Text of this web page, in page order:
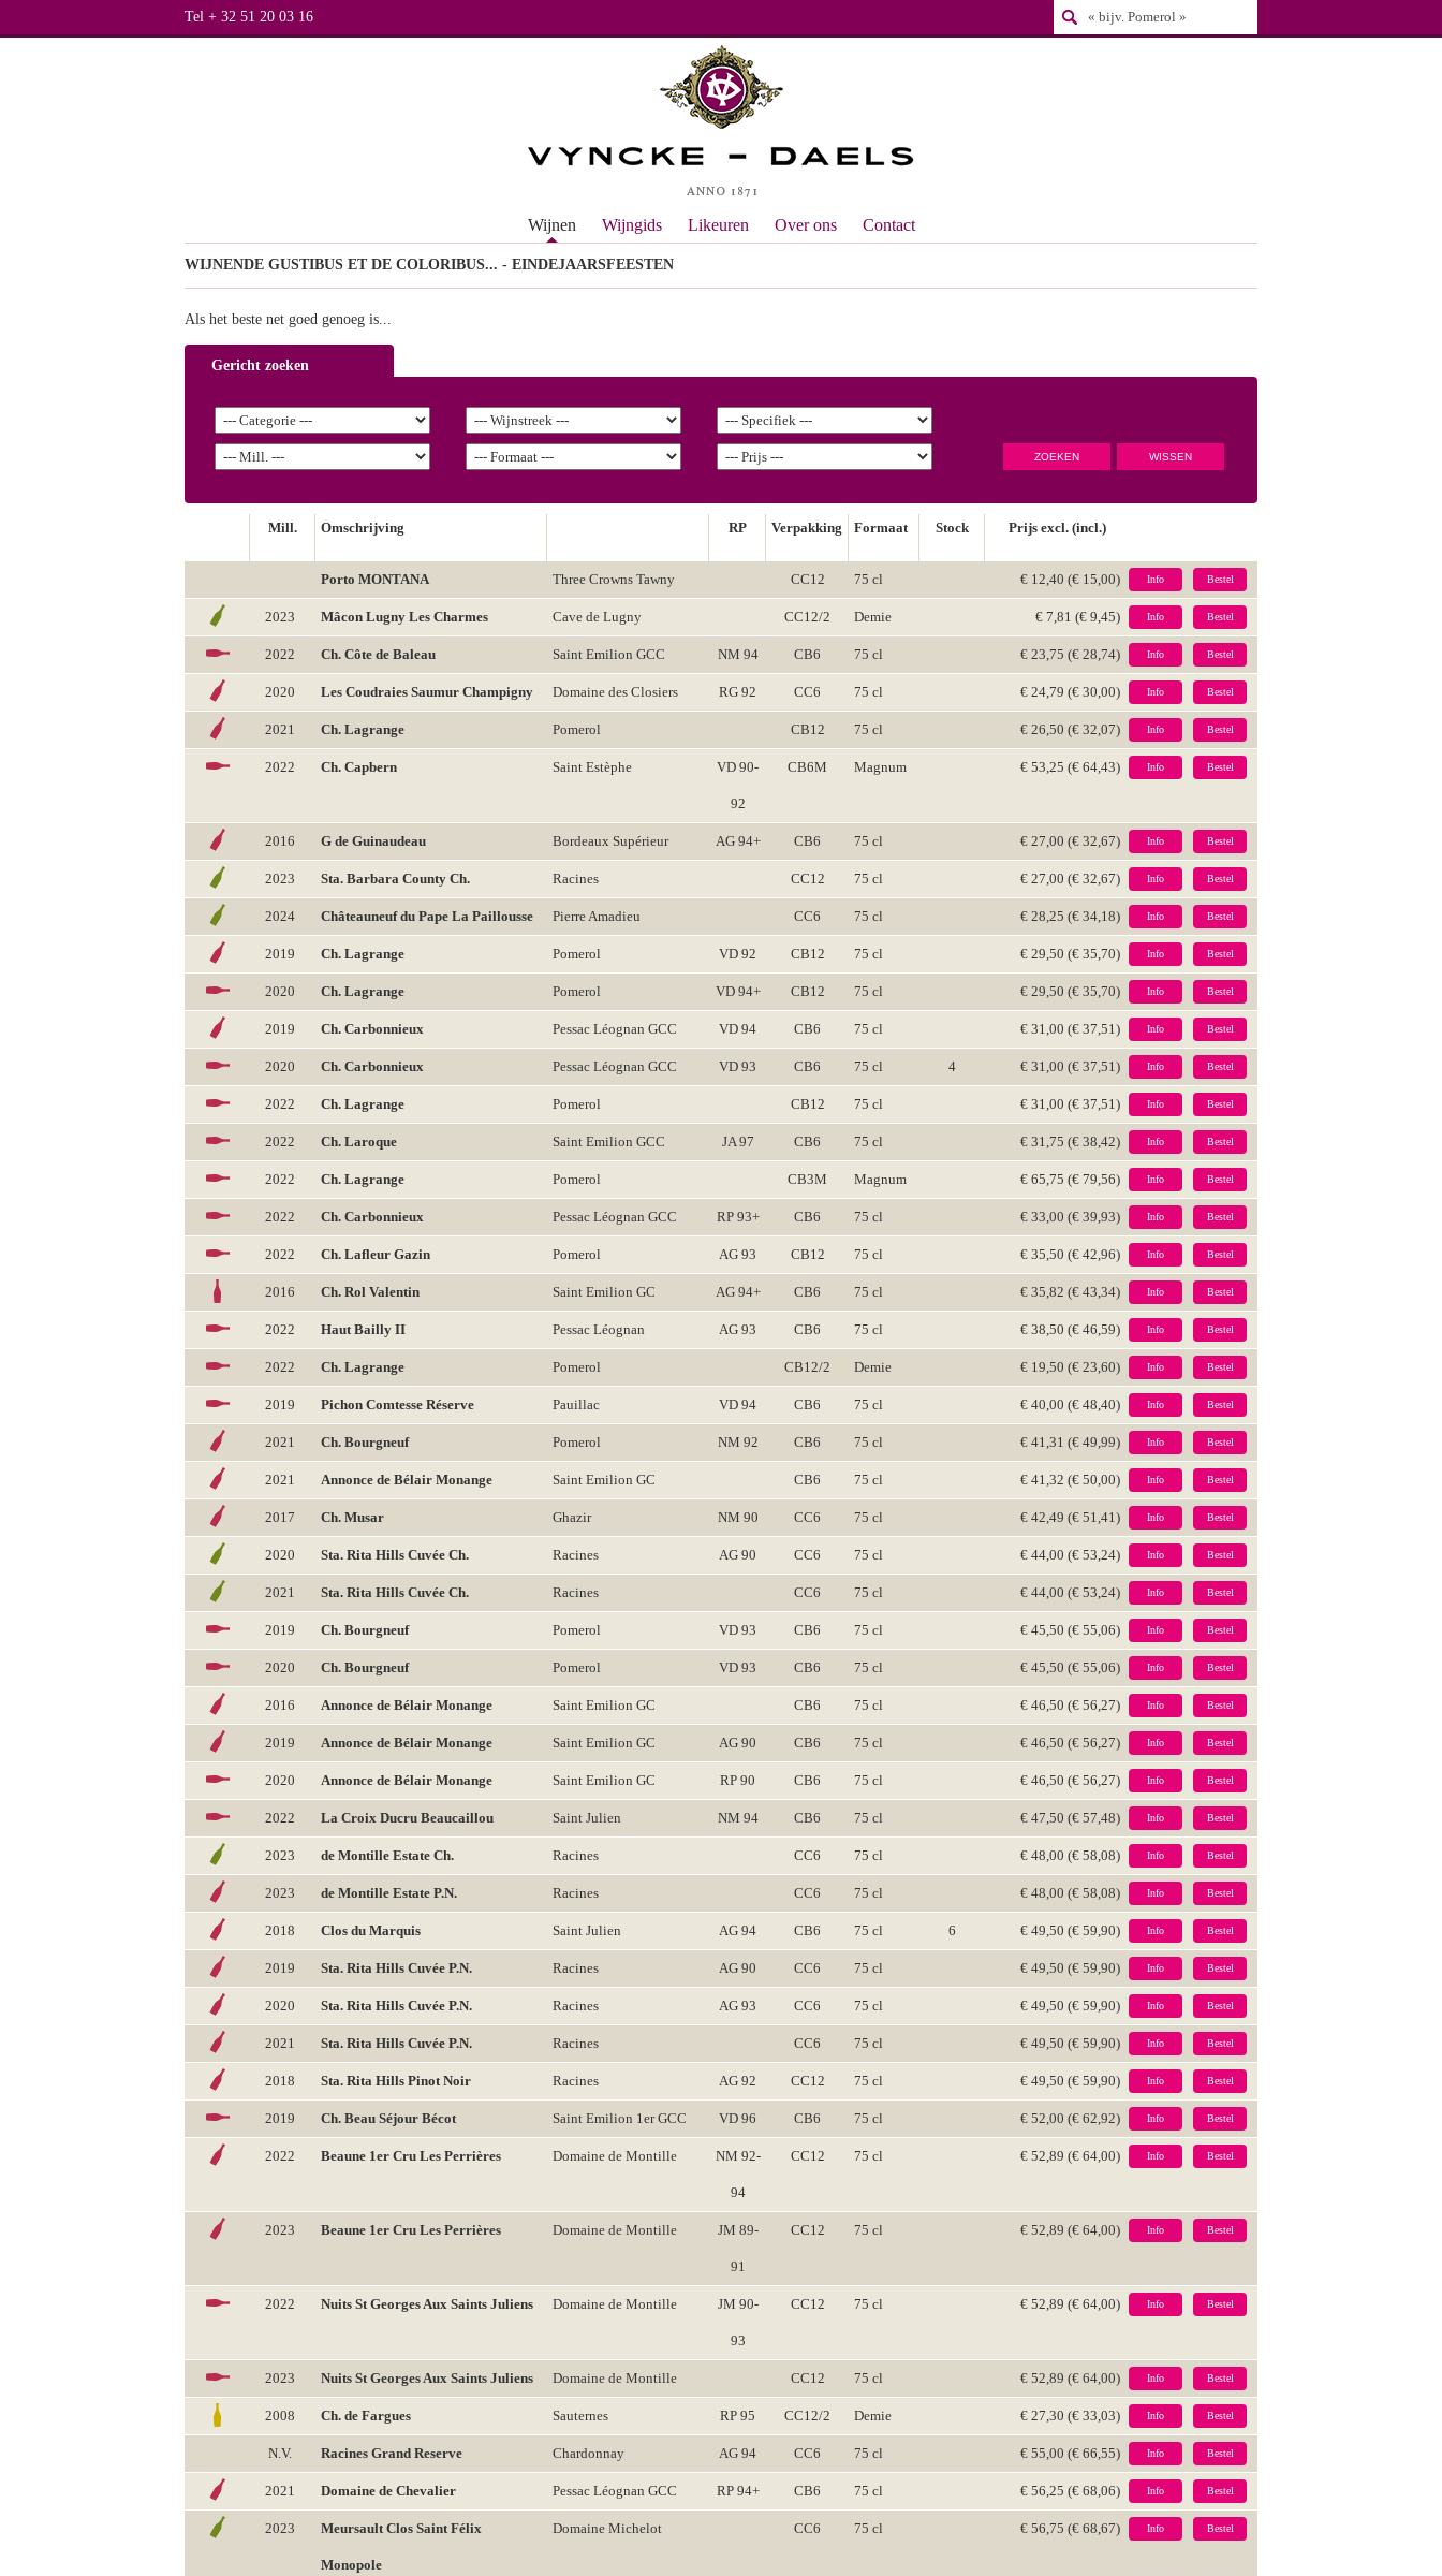
Tel + 32 51 20 03 16
Wijnen Wijngids Likeuren Over ons Contact
WIJNENDE GUSTIBUS ET DE COLORIBUS... - EINDEJAARSFEESTEN
Als het beste net goed genoeg is...
Gericht zoeken
Mill. Omschrijving RP Verpakking Formaat Stock Prijs excl. (incl.)
Porto MONTANA Three Crowns Tawny CC12 75 cl € 12,40 (€ 15,00) Info Bestel
2023 Mâcon Lugny Les Charmes Cave de Lugny CC12/2 Demie € 7,81 (€ 9,45) Info Bestel
2022 Ch. Côte de Baleau Saint Emilion GCC NM 94 CB6 75 cl € 23,75 (€ 28,74) Info Bestel
2020 Les Coudraies Saumur Champigny Domaine des Closiers RG 92 CC6 75 cl € 24,79 (€ 30,00) Info Bestel
2021 Ch. Lagrange Pomerol CB12 75 cl € 26,50 (€ 32,07) Info Bestel
2022 Ch. Capbern Saint Estèphe VD 90-
92
CB6M Magnum € 53,25 (€ 64,43) Info Bestel
2016 G de Guinaudeau Bordeaux Supérieur AG 94+ CB6 75 cl € 27,00 (€ 32,67) Info Bestel
2023 Sta. Barbara County Ch. Racines CC12 75 cl € 27,00 (€ 32,67) Info Bestel
2024 Châteauneuf du Pape La Paillousse Pierre Amadieu CC6 75 cl € 28,25 (€ 34,18) Info Bestel
2019 Ch. Lagrange Pomerol VD 92 CB12 75 cl € 29,50 (€ 35,70) Info Bestel
2020 Ch. Lagrange Pomerol VD 94+ CB12 75 cl € 29,50 (€ 35,70) Info Bestel
2019 Ch. Carbonnieux Pessac Léognan GCC VD 94 CB6 75 cl € 31,00 (€ 37,51) Info Bestel
2020 Ch. Carbonnieux Pessac Léognan GCC VD 93 CB6 75 cl 4 € 31,00 (€ 37,51) Info Bestel
2022 Ch. Lagrange Pomerol CB12 75 cl € 31,00 (€ 37,51) Info Bestel
2022 Ch. Laroque Saint Emilion GCC JA 97 CB6 75 cl € 31,75 (€ 38,42) Info Bestel
2022 Ch. Lagrange Pomerol CB3M Magnum € 65,75 (€ 79,56) Info Bestel
2022 Ch. Carbonnieux Pessac Léognan GCC RP 93+ CB6 75 cl € 33,00 (€ 39,93) Info Bestel
2022 Ch. Lafleur Gazin Pomerol AG 93 CB12 75 cl € 35,50 (€ 42,96) Info Bestel
2016 Ch. Rol Valentin Saint Emilion GC AG 94+ CB6 75 cl € 35,82 (€ 43,34) Info Bestel
2022 Haut Bailly II Pessac Léognan AG 93 CB6 75 cl € 38,50 (€ 46,59) Info Bestel
2022 Ch. Lagrange Pomerol CB12/2 Demie € 19,50 (€ 23,60) Info Bestel
2019 Pichon Comtesse Réserve Pauillac VD 94 CB6 75 cl € 40,00 (€ 48,40) Info Bestel
2021 Ch. Bourgneuf Pomerol NM 92 CB6 75 cl € 41,31 (€ 49,99) Info Bestel
2021 Annonce de Bélair Monange Saint Emilion GC CB6 75 cl € 41,32 (€ 50,00) Info Bestel
2017 Ch. Musar Ghazir NM 90 CC6 75 cl € 42,49 (€ 51,41) Info Bestel
2020 Sta. Rita Hills Cuvée Ch. Racines AG 90 CC6 75 cl € 44,00 (€ 53,24) Info Bestel
2021 Sta. Rita Hills Cuvée Ch. Racines CC6 75 cl € 44,00 (€ 53,24) Info Bestel
2019 Ch. Bourgneuf Pomerol VD 93 CB6 75 cl € 45,50 (€ 55,06) Info Bestel
2020 Ch. Bourgneuf Pomerol VD 93 CB6 75 cl € 45,50 (€ 55,06) Info Bestel
2016 Annonce de Bélair Monange Saint Emilion GC CB6 75 cl € 46,50 (€ 56,27) Info Bestel
2019 Annonce de Bélair Monange Saint Emilion GC AG 90 CB6 75 cl € 46,50 (€ 56,27) Info Bestel
2020 Annonce de Bélair Monange Saint Emilion GC RP 90 CB6 75 cl € 46,50 (€ 56,27) Info Bestel
2022 La Croix Ducru Beaucaillou Saint Julien NM 94 CB6 75 cl € 47,50 (€ 57,48) Info Bestel
2023 de Montille Estate Ch. Racines CC6 75 cl € 48,00 (€ 58,08) Info Bestel
2023 de Montille Estate P.N. Racines CC6 75 cl € 48,00 (€ 58,08) Info Bestel
2018 Clos du Marquis Saint Julien AG 94 CB6 75 cl 6 € 49,50 (€ 59,90) Info Bestel
2019 Sta. Rita Hills Cuvée P.N. Racines AG 90 CC6 75 cl € 49,50 (€ 59,90) Info Bestel
2020 Sta. Rita Hills Cuvée P.N. Racines AG 93 CC6 75 cl € 49,50 (€ 59,90) Info Bestel
2021 Sta. Rita Hills Cuvée P.N. Racines CC6 75 cl € 49,50 (€ 59,90) Info Bestel
2018 Sta. Rita Hills Pinot Noir Racines AG 92 CC12 75 cl € 49,50 (€ 59,90) Info Bestel
2019 Ch. Beau Séjour Bécot Saint Emilion 1er GCC VD 96 CB6 75 cl € 52,00 (€ 62,92) Info Bestel
2022 Beaune 1er Cru Les Perrières Domaine de Montille NM 92-
94
CC12 75 cl € 52,89 (€ 64,00) Info Bestel
2023 Beaune 1er Cru Les Perrières Domaine de Montille JM 89-
91
CC12 75 cl € 52,89 (€ 64,00) Info Bestel
2022 Nuits St Georges Aux Saints Juliens Domaine de Montille JM 90-
93
CC12 75 cl € 52,89 (€ 64,00) Info Bestel
2023 Nuits St Georges Aux Saints Juliens Domaine de Montille CC12 75 cl € 52,89 (€ 64,00) Info Bestel
2008 Ch. de Fargues Sauternes RP 95 CC12/2 Demie € 27,30 (€ 33,03) Info Bestel
N.V. Racines Grand Reserve Chardonnay AG 94 CC6 75 cl € 55,00 (€ 66,55) Info Bestel
2021 Domaine de Chevalier Pessac Léognan GCC RP 94+ CB6 75 cl € 56,25 (€ 68,06) Info Bestel
2023 Meursault Clos Saint Félix
Monopole
Domaine Michelot CC6 75 cl € 56,75 (€ 68,67) Info Bestel